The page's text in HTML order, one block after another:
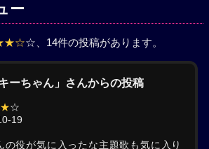
ー
☆ 、14件の投稿があります。
ーちゃん」さんからの投稿
☆
19
の役が気に入ったな主題歌も気に入り